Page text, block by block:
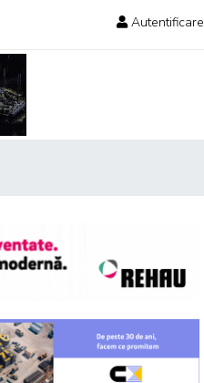
Autentificare